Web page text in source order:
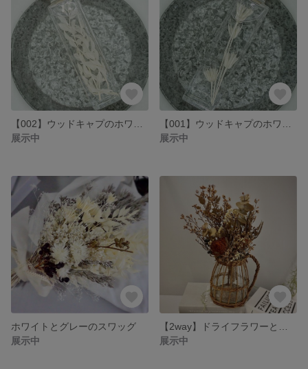
展示中
展示中
ホワイトとグレーのスワッグ
展示中
展示中